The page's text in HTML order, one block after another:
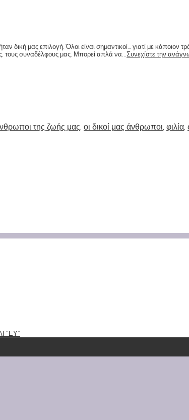
μας επιλογή. Όλοι είναι σημαντικοί… γιατί με κάποιον
τους συναδέλφους μας. Μπορεί απλά να...Συνεχίστε την
της ζωής μας, οι δικοί μας άνθρωποι, φιλία,
“ΕΥ”